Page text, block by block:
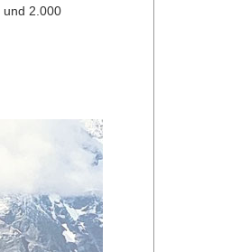
und 2.000